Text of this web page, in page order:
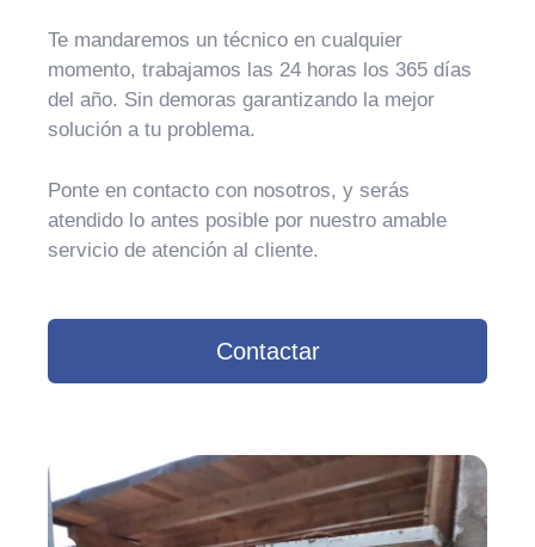
Te mandaremos un técnico en cualquier
momento, trabajamos las 24 horas los 365 días
del año. Sin demoras garantizando la mejor
solución a tu problema.
Ponte en contacto con nosotros, y serás
atendido lo antes posible por nuestro amable
servicio de atención al cliente.
Contactar